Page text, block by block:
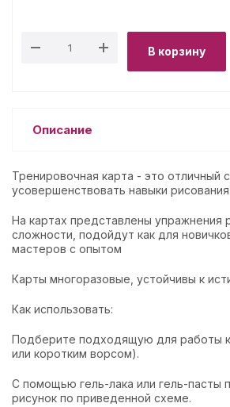
В корзину
Описание
Тренировочная карта - это отличный
усовершенствовать навыки рисования.
На картах представлены упражнения
сложности, подойдут как для
мастеров с опытом
Карты многоразовые, устойчивы к
Как использовать:
Подберите подходящую для работы
или коротким ворсом).
С помощью гель-лака или гель-пасты
рисунок по приведенной схеме.